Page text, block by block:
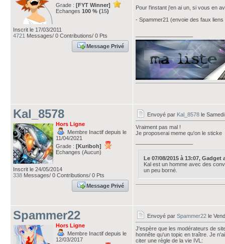
Grade : [FYT Winner]
Echanges 100 % (15)
Inscrit le 17/03/2011
4721 Messages/ 0 Contributions/ 0 Pts
Message Privé
Pour l'instant j'en ai un, si vous en
- Spammer21 (envoie des faux
Kal_8578
Hors Ligne
Membre Inactif depuis le
11/04/2021
Grade : [Kuriboh]
Echanges (Aucun)
Inscrit le 24/05/2014
338 Messages/ 0 Contributions/ 0 Pts
Message Privé
Envoyé par Kal_8578 le
Vraiment pas mal !
Je proposerai meme qu'on le sticke
Le 07/08/2015 à 13:07, Gadget
Kal est un homme avec des
un peu borné.
Spammer22
Hors Ligne
Membre Inactif depuis le
12/03/2017
Envoyé par Spammer22 le
J'espère que les modérateurs de
honnête qu'un topic en traître. Je
citer une règle de la vie IVL: